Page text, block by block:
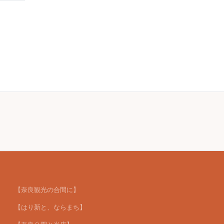
【奈良観光の合間に】
【はり新と、ならまち】